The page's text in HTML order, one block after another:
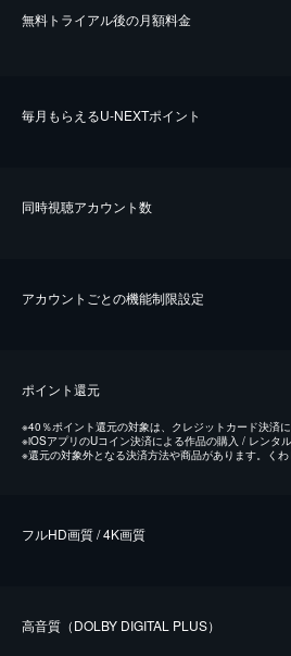
無料トライアル後の⽉額料金
毎⽉もらえるU-NEXTポイント
同時視聴アカウント数
アカウントごとの機能制限設定
ポイント還元
※40％ポイント還元の対象は、クレジットカード決済
※iOSアプリのUコイン決済による作品の購入 / レンタ
※還元の対象外となる決済方法や商品があります。くわ
フルHD画質 / 4K画質
⾼⾳質（DOLBY DIGITAL PLUS）